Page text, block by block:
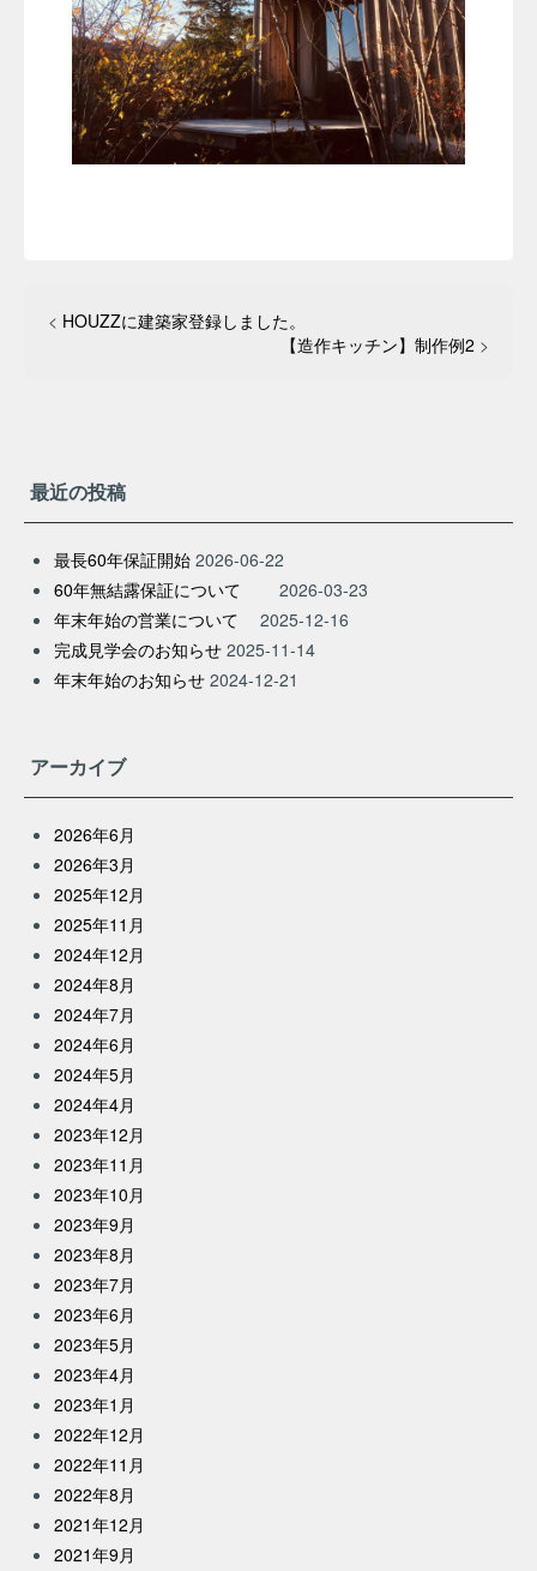
< HOUZZに建築家登録しました。
【造作キッチン】制作例2 >
最近の投稿
最長60年保証開始 2026-06-22
60年無結露保証について
2026-03-23
年末年始の営業について
2025-12-16
完成見学会のお知らせ 2025-11-14
年末年始のお知らせ 2024-12-21
アーカイブ
2026年6月
2026年3月
2025年12月
2025年11月
2024年12月
2024年8月
2024年7月
2024年6月
2024年5月
2024年4月
2023年12月
2023年11月
2023年10月
2023年9月
2023年8月
2023年7月
2023年6月
2023年5月
2023年4月
2023年1月
2022年12月
2022年11月
2022年8月
2021年12月
2021年9月